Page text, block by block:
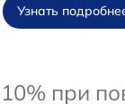
Узнать
при